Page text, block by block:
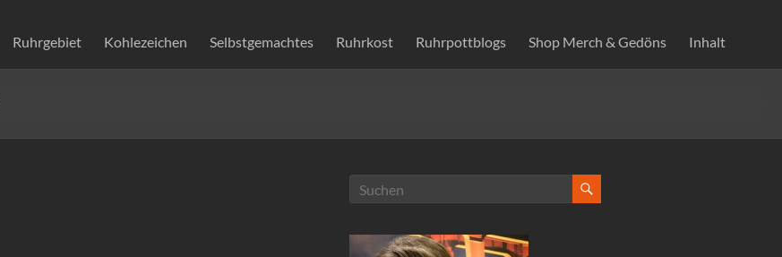
Ruhrgebiet Kohlezeichen Selbstgemachtes Ruhrkost Ruhrpottblogs Shop Merch & Gedöns Inhalt